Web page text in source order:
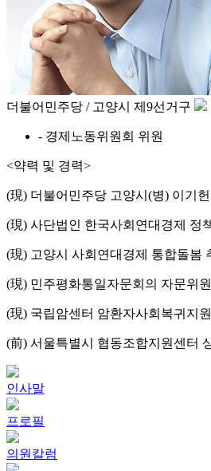
더불어민주당 / 고양시 제9선거구
- 경제노동위원회 위원
<약력 및 경력>
(現) 더불어민주당 고양시(병) 이기
(現) 사단법인 한국사회연대경제 정
(現) 고양시 사회연대경제 통합돌봄
(現) 민주평화통일자문회의 자문위원
(現) 국립암센터 암환자사회복귀지
(前) 서울특별시 협동조합지원센터
인사말
프로필
의원칼럼